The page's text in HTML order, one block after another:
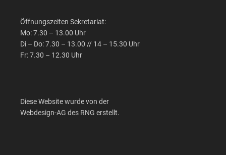
Öffnungszeiten Sekretariat:
Mo: 7.30 – 13.00 Uhr
Di – Do: 7.30 – 13.00 // 14 – 15.30 Uhr
Fr: 7.30 – 12.30 Uhr
Diese Website wurde von der
Webdesign-AG des RNG erstellt.